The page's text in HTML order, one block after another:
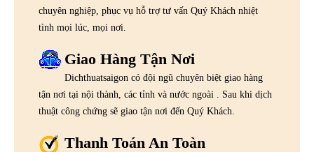
chuyên nghiệp, phục vụ hỗ trợ tư vấn Quý Khách nhiệt
tình mọi lúc, mọi nơi.
Giao Hàng Tận Nơi
Dichthuatsaigon có đội ngũ chuyên biệt giao hàng
tận nơi tại nội thành, các tỉnh và nước ngoài . Sau khi dịch
thuật công chứng sẽ giao tận nơi đến Quý Khách.
Thanh Toán An Toàn